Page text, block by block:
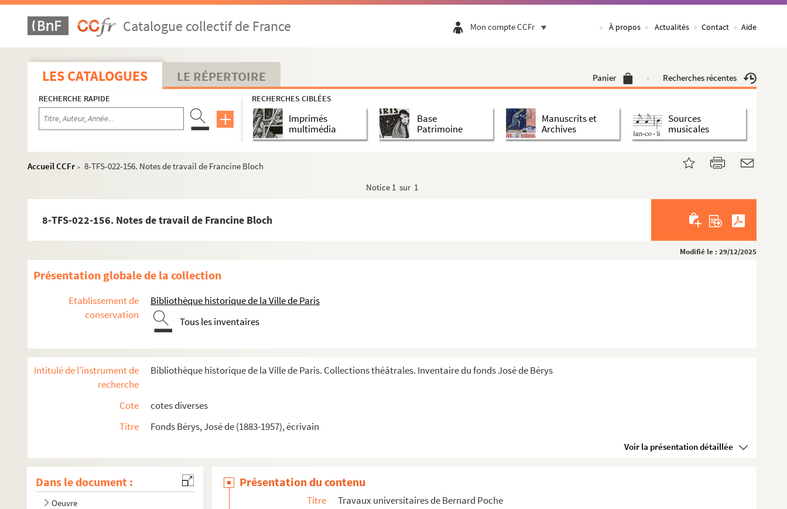
Catalogue collectif de France Mon compte CCFr À propos Actualités Contact Aide
LES CATALOGUES LE RÉPERTOIRE Panier Recherches récentes
RECHERCHE RAPIDE RECHERCHES CIBLÉES
Imprimés
multimédia
Base
Patrimoine
Manuscrits et
Archives
Sources
musicales
Accueil CCFr > 8-TFS-022-156. Notes de travail de Francine Bloch
Notice 1 sur 1
8-TFS-022-156. Notes de travail de Francine Bloch
Modifié le : 29/12/2025
Présentation globale de la collection
Etablissement de
conservation
Bibliothèque historique de la Ville de Paris
Tous les inventaires
Intitulé de l'instrument de
recherche
Bibliothèque historique de la Ville de Paris. Collections théâtrales. Inventaire du fonds José de Bérys
Cote
cotes diverses
Titre
Fonds Bérys, José de (1883-1957), écrivain
Voir la présentation détaillée
Dans le document :
Oeuvre
Présentation du contenu
Titre Travaux universitaires de Bernard Poche